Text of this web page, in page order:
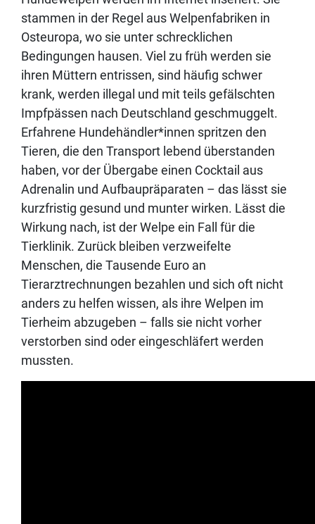
stammen in der Regel aus Welpenfabriken in
Osteuropa, wo sie unter schrecklichen
Bedingungen hausen. Viel zu früh werden sie
ihren Müttern entrissen, sind häufig schwer
krank, werden illegal und mit teils gefälschten
Impfpässen nach Deutschland geschmuggelt.
Erfahrene Hundehändler*innen spritzen den
Tieren, die den Transport lebend überstanden
haben, vor der Übergabe einen Cocktail aus
Adrenalin und Aufbaupräparaten – das lässt sie
kurzfristig gesund und munter wirken. Lässt die
Wirkung nach, ist der Welpe ein Fall für die
Tierklinik. Zurück bleiben verzweifelte
Menschen, die Tausende Euro an
Tierarztrechnungen bezahlen und sich oft nicht
anders zu helfen wissen, als ihre Welpen im
Tierheim abzugeben – falls sie nicht vorher
verstorben sind oder eingeschläfert werden
mussten.